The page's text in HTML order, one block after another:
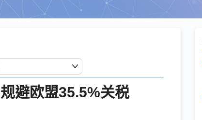
避欧盟35.5%关税